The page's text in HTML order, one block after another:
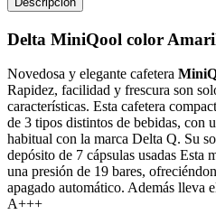
Delta MiniQool color
Novedosa y elegante cafetera
Rapidez, facilidad y frescura son
características. Esta cafetera
de 3 tipos distintos de bebidas, con
habitual con la marca Delta Q. Su
depósito de 7 cápsulas usadas Esta
una presión de 19 bares,
apagado automático. Además lleva
A+++